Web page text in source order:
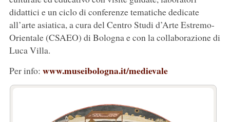
didattici e un ciclo di conferenze tematiche dedicate
all’arte asiatica, a cura del Centro Studi d’Arte Estremo-
Orientale (CSAEO) di Bologna e con la collaborazione di
Luca Villa.
Per info: www.museibologna.it/medievale